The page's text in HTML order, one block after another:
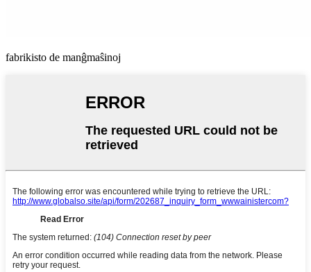
fabrikisto de manĝmaŝinoj